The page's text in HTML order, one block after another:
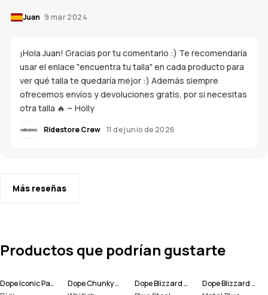
Juan 9 mar 2024
¡Hola Juan! Gracias por tu comentario :) Te recomendaría
usar el enlace "encuentra tu talla" en cada producto para
ver qué talla te quedaría mejor :) Además siempre
ofrecemos envíos y devoluciones gratis, por si necesitas
otra talla 🔥 ~ Holly
Ridestore Crew 11 de junio de 2026
Más reseñas
Productos que podrían gustarte
Dope Iconic Pantalones Snowboard Hombre
Dope Chunky Gorro
Dope Blizzard Full Zip Chaqueta Snowboard Hombre
Dope Blizzard Full Zip Chaqueta Esquí Hombre